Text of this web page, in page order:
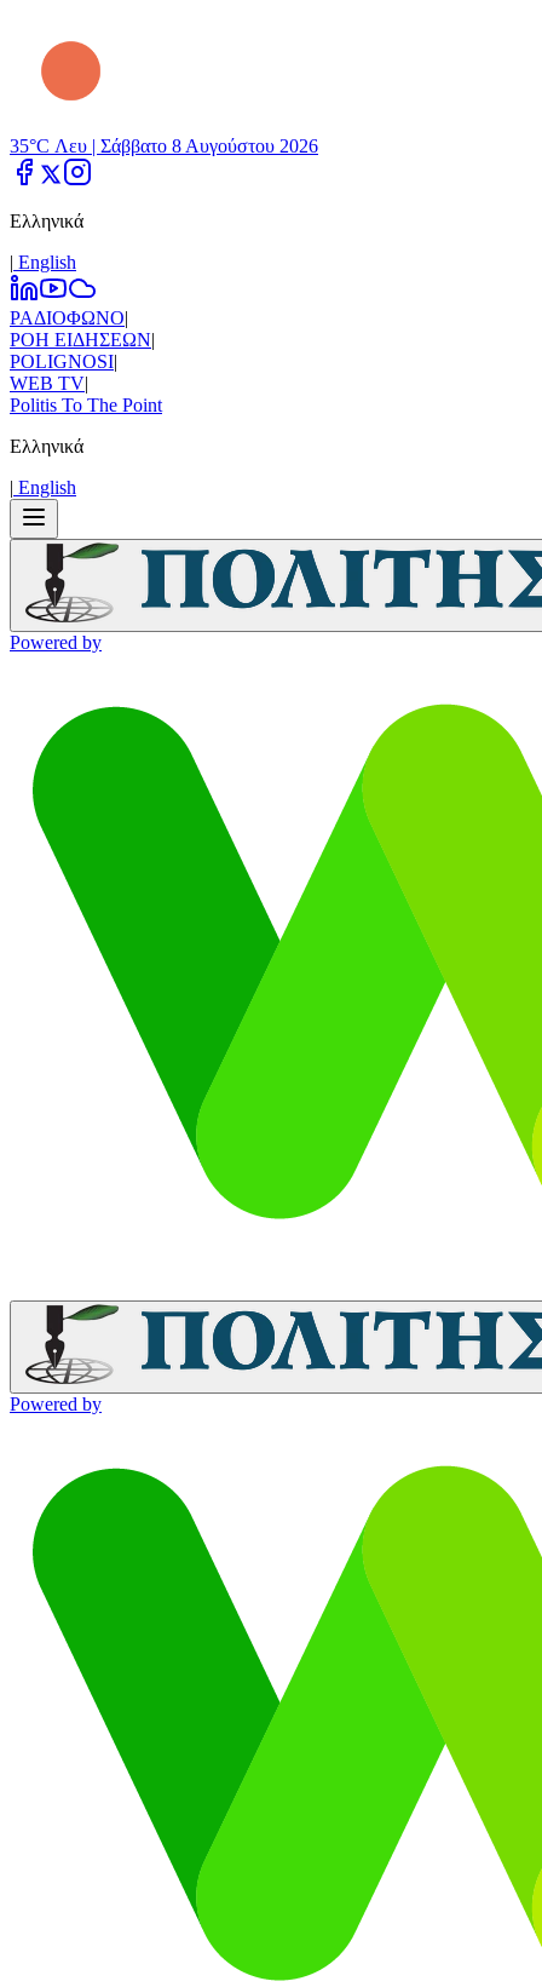
35°C Λευ | Σάββατο 8 Αυγούστου 2026
Ελληνικά
| Εnglish
ΡΑΔΙΟΦΩΝΟ|
ΡΟΗ ΕΙΔΗΣΕΩΝ|
POLIGNOSI|
WEB TV|
Politis To The Point
Ελληνικά
| Εnglish
Powered by
Powered by